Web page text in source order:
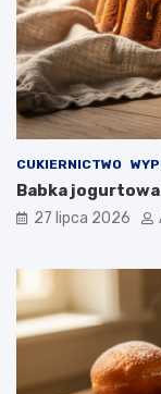
CUKIERNICTWO
Babka
27 lipca 2026